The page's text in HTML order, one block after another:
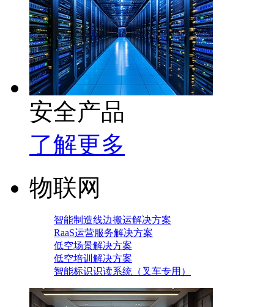
安全产品
了解更多
物联网
智能制造线边搬运解决方案
RaaS运营服务解决方案
低空场景解决方案
低空培训解决方案
智能标识识读系统（叉车专用）